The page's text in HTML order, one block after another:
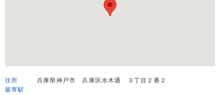
住所
兵庫県神戸市 兵庫区水木通 ３丁目２番２
最寄駅